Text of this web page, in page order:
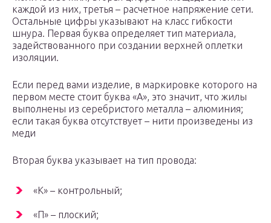
каждой из них, третья – расчетное напряжение сети.
Остальные цифры указывают на класс гибкости
шнура. Первая буква определяет тип материала,
задействованного при создании верхней оплетки
изоляции.
Если перед вами изделие, в маркировке которого на
первом месте стоит буква «А», это значит, что жилы
выполнены из серебристого металла – алюминия;
если такая буква отсутствует – нити произведены из
меди
Вторая буква указывает на тип провода:
«К» – контрольный;
«П» – плоский;